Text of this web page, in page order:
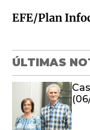
EFE/Plan
ÚLTIMAS